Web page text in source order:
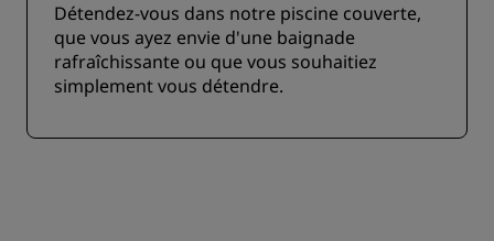
Détendez-vous dans notre piscine couverte,
que vous ayez envie d'une baignade
rafraîchissante ou que vous souhaitiez
simplement vous détendre.